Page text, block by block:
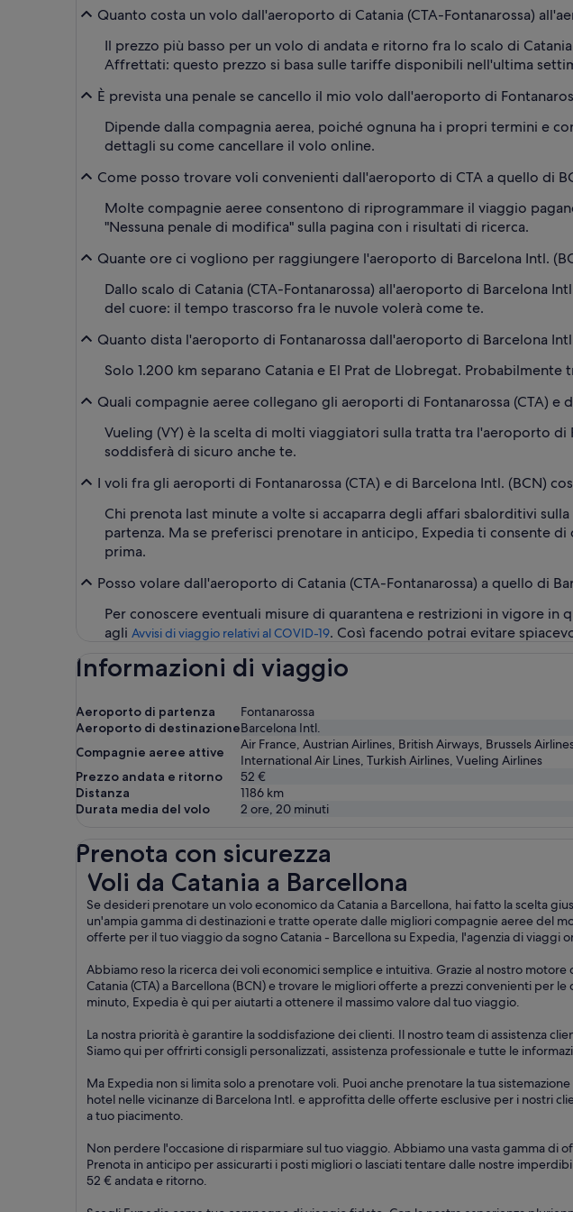
Quanto costa un volo dall'aeroporto di Catania (CTA-Fontanarossa)
Il prezzo più basso per un volo di andata e ritorno fra lo scalo di
Affrettati: questo prezzo si basa sulle tariffe disponibili nell'ultima
È prevista una penale se cancello il mio volo dall'aeroporto di
Dipende dalla compagnia aerea, poiché ognuna ha i propri termini e
dettagli su come cancellare il volo online.
Come posso trovare voli convenienti dall'aeroporto di CTA a quello di
Molte compagnie aeree consentono di riprogrammare il viaggio
"Nessuna penale di modifica" sulla pagina con i risultati di ricerca.
Quante ore ci vogliono per raggiungere l'aeroporto di Barcelona Intl.
Dallo scalo di Catania (CTA-Fontanarossa) all'aeroporto di Barcelona
del cuore: il tempo trascorso fra le nuvole volerà come te.
Quanto dista l'aeroporto di Fontanarossa dall'aeroporto di Barcelona
Solo 1.200 km separano Catania e El Prat de Llobregat.
Quali compagnie aeree collegano gli aeroporti di Fontanarossa (CTA) e
Vueling (VY) è la scelta di molti viaggiatori sulla tratta tra l'aeroporto
soddisferà di sicuro anche te.
I voli fra gli aeroporti di Fontanarossa (CTA) e di Barcelona Intl. (BCN)
Chi prenota last minute a volte si accaparra degli affari sbalorditivi
partenza. Ma se preferisci prenotare in anticipo, Expedia ti consente
prima.
Posso volare dall'aeroporto di Catania (CTA-Fontanarossa) a quello di
Per conoscere eventuali misure di quarantena e restrizioni in vigore
agli Avvisi di viaggio relativi al COVID-19. Così facendo potrai evitare
Informazioni di viaggio
Aeroporto di partenza
Fontanarossa
Aeroporto di destinazioneBarcelona Intl.
Compagnie aeree attive
Air France, Austrian Airlines, British Airways, Brussels
International Air Lines, Turkish Airlines, Vueling Airlines
Prezzo andata e ritorno
52 €
Distanza
1186 km
Durata media del volo
2 ore, 20 minuti
Prenota con sicurezza
Voli da Catania a Barcellona
Se desideri prenotare un volo economico da Catania a Barcellona, hai fatto la scelta
un'ampia gamma di destinazioni e tratte operate dalle migliori compagnie aeree del
offerte per il tuo viaggio da sogno Catania - Barcellona su Expedia, l'agenzia di viaggi
Abbiamo reso la ricerca dei voli economici semplice e intuitiva. Grazie al nostro
Catania (CTA) a Barcellona (BCN) e trovare le migliori offerte a prezzi convenienti
minuto, Expedia è qui per aiutarti a ottenere il massimo valore dal tuo viaggio.
La nostra priorità è garantire la soddisfazione dei clienti. Il nostro team di assistenza
Siamo qui per offrirti consigli personalizzati, assistenza professionale e tutte le
Ma Expedia non si limita solo a prenotare voli. Puoi anche prenotare la tua
hotel nelle vicinanze di Barcelona Intl. e approfitta delle offerte esclusive per i nostri
a tuo piacimento.
Non perdere l'occasione di risparmiare sul tuo viaggio. Abbiamo una vasta gamma di
Prenota in anticipo per assicurarti i posti migliori o lasciati tentare dalle nostre
52 € andata e ritorno.
Voli da Catania a Barcellona